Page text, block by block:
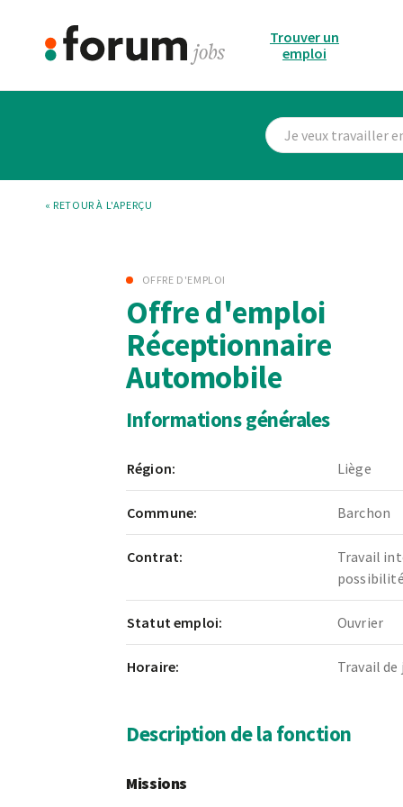
Trouver un
emploi
« RETOUR À L'APERÇU
OFFRE D'EMPLOI
Offre d'emploi
Réceptionnaire
Automobile
Informations générales
Région: Liège
Commune: Barchon
Contrat:
Travail
Statut emploi: Ouvrier
Horaire: Travail de
Description de la fonction
Missions